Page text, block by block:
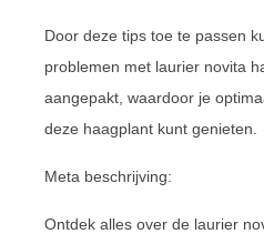
Door deze tips toe te passen
problemen met laurier novita
aangepakt, waardoor je
deze haagplant kunt genieten.
Meta beschrijving:
Ontdek alles over de laurier